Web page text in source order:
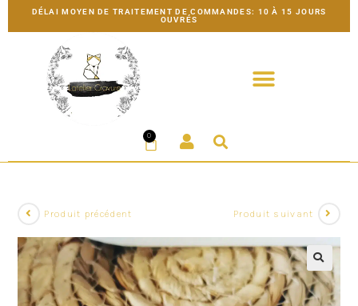
DÉLAI MOYEN DE TRAITEMENT DE COMMANDES: 10 À 15 JOURS
OUVRÉS
0
Produit précédent Produit suivant